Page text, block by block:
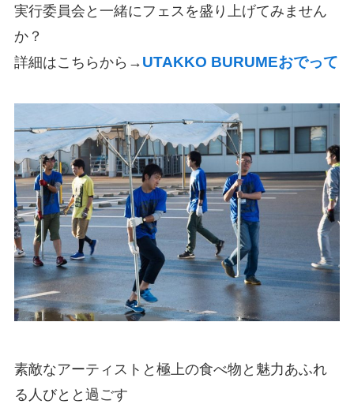
実行委員会と一緒にフェスを盛り上げてみません
か？
詳細はこちらから→ UTAKKO BURUMEおでって
素敵なアーティストと極上の食べ物と魅力あふれ
る人びとと過ごす